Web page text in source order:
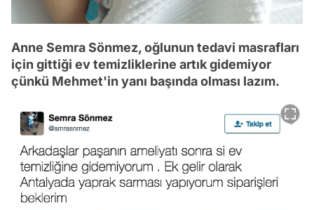
Anne Semra Sönmez, oğlunun tedavi masrafları
için gittiği ev temizliklerine artık gidemiyor
çünkü Mehmet'in yanı başında olması lazım.